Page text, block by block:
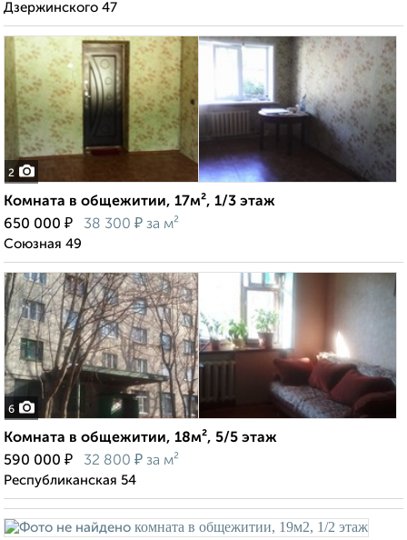
Дзержинского 47
2
Комната в общежитии, 17м², 1/3 этаж
650 000 ₽ 38 300 ₽ за м²
Союзная 49
6
Комната в общежитии, 18м², 5/5 этаж
590 000 ₽ 32 800 ₽ за м²
Республиканская 54